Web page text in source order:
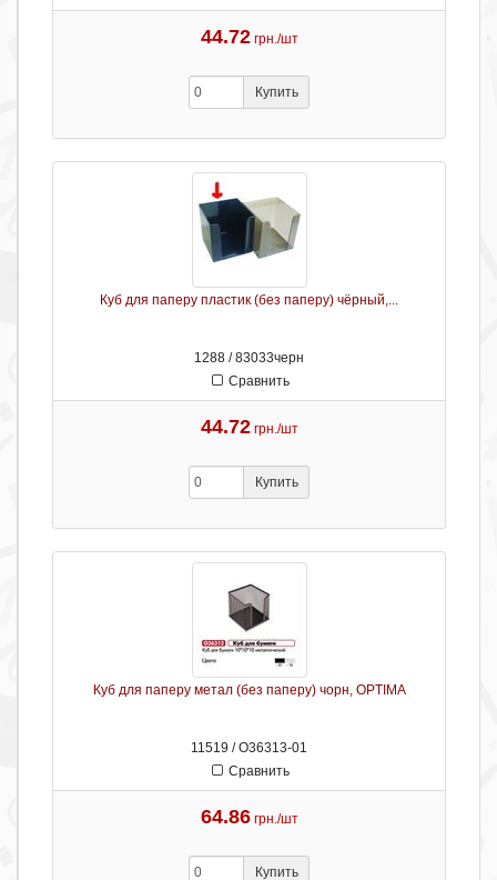
44.72 грн./шт
Купить
Куб для паперу пластик (без паперу) чёрный,...
1288 / 83033черн
Сравнить
44.72 грн./шт
Купить
Куб для паперу метал (без паперу) чорн, OPTIMA
11519 / О36313-01
Сравнить
64.86 грн./шт
Купить